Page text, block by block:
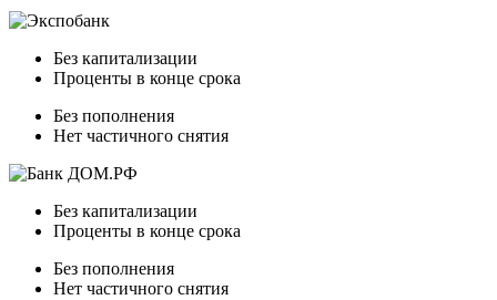
Без капитализации
Проценты в конце срока
Без пополнения
Нет частичного снятия
Без капитализации
Проценты в конце срока
Без пополнения
Нет частичного снятия